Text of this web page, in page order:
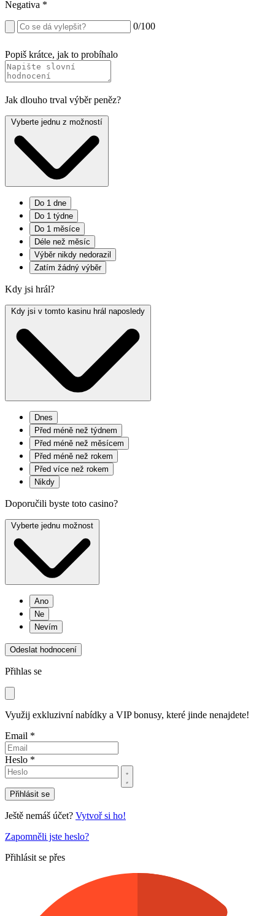
Negativa *
0/100
Popiš krátce, jak to probíhalo
Jak dlouho trval výběr peněz?
Vyberte jednu z možností
Do 1 dne
Do 1 týdne
Do 1 měsíce
Déle než měsíc
Výběr nikdy nedorazil
Zatím žádný výběr
Kdy jsi hrál?
Kdy jsi v tomto kasinu hrál naposledy
Dnes
Před méně než týdnem
Před méně než měsícem
Před méně než rokem
Před více než rokem
Nikdy
Doporučili byste toto casino?
Vyberte jednu možnost
Ano
Ne
Nevím
Odeslat hodnocení
Přihlas se
Využij exkluzivní nabídky a VIP bonusy, které jinde nenajdete!
Email *
Heslo *
Přihlásit se
Ještě nemáš účet? Vytvoř si ho!
Zapomněli jste heslo?
Přihlásit se přes